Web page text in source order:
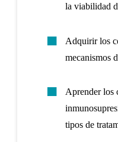
la viabilidad
Adquirir los
mecanismos
Aprender los
tipos de